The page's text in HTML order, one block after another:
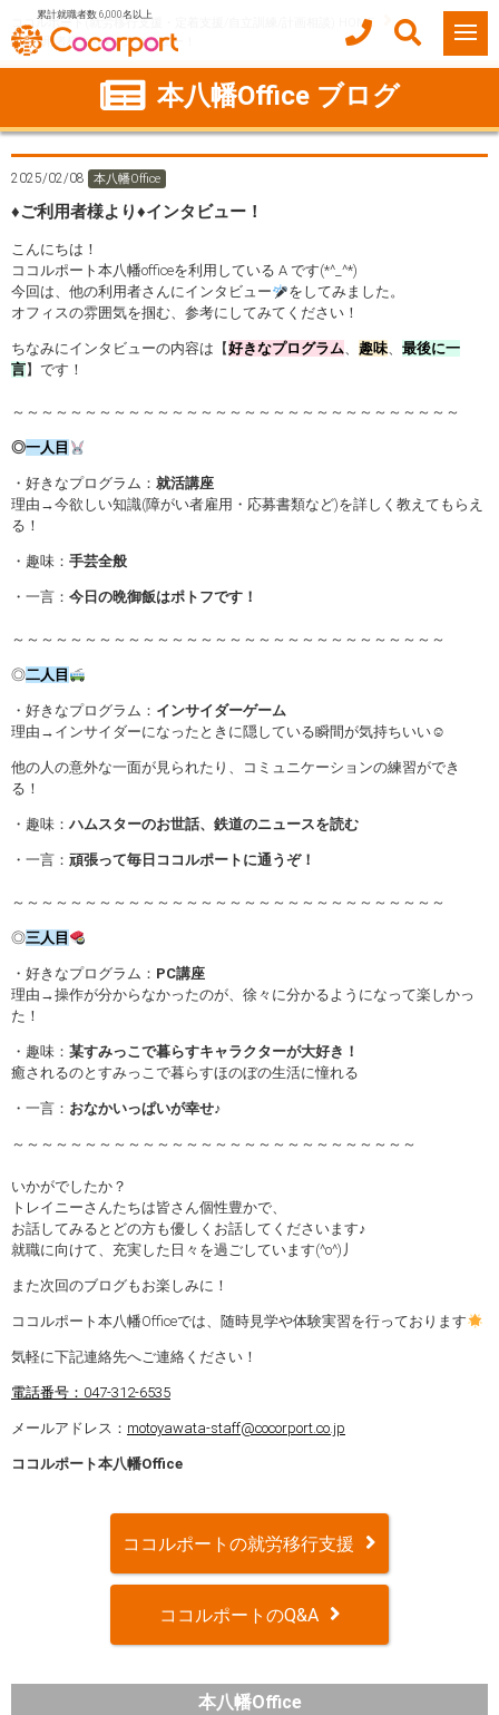
累計就職者数 6,000名以上
ココルポート(就労移行支援・定着支援/自立訓練/計画相談) HOME
♦️ご利用者様より♦️インタビュー！
本八幡Office ブログ
2025/02/08 本八幡Office
♦️ご利用者様より♦️インタビュー！
こんにちは！
ココルポート本八幡officeを利用している A です(*^_^*)
今回は、他の利用者さんにインタビュー
をしてみました。
オフィスの雰囲気を掴む、参考にしてみてください！
ちなみにインタビューの内容は【好きなプログラム、 趣味、 最後に一
言】です！
～～～～～～～～～～～～～～～～～～～～～～～～～～～～～～～
◎一人目
・好きなプログラム： 就活講座
理由→今欲しい知識(障がい者雇用・応募書類など)を詳しく教えてもらえ
る！
・趣味： 手芸全般
・一言： 今日の晩御飯はポトフです！
～～～～～～～～～～～～～～～～～～～～～～～～～～～～～～
◎二人目
・好きなプログラム： インサイダーゲーム
理由→インサイダーになったときに隠している瞬間が気持ちいい☺
他の人の意外な一面が見られたり、コミュニケーションの練習ができ
る！
・趣味： ハムスターのお世話、鉄道のニュースを読む
・一言： 頑張って毎日ココルポートに通うぞ！
～～～～～～～～～～～～～～～～～～～～～～～～～～～～～～
◎三人目
・好きなプログラム： PC講座
理由→操作が分からなかったのが、徐々に分かるようになって楽しかっ
た！
・趣味： 某すみっこで暮らすキャラクターが大好き！
癒されるのとすみっこで暮らすほのぼの生活に憧れる
・一言： おなかいっぱいが幸せ♪
～～～～～～～～～～～～～～～～～～～～～～～～～～～～
いかがでしたか？
トレイニーさんたちは皆さん個性豊かで、
お話してみるとどの方も優しくお話してくださいます♪
就職に向けて、充実した日々を過ごしています(^o^)丿
また次回のブログもお楽しみに！
ココルポート本八幡Officeでは、随時見学や体験実習を行っております
気軽に下記連絡先へご連絡ください！
電話番号：047-312-6535
メールアドレス： motoyawata-staff@cocorport.co.jp
ココルポート本八幡Office
ココルポートの就労移行支援
ココルポートのQ&A
本八幡Office